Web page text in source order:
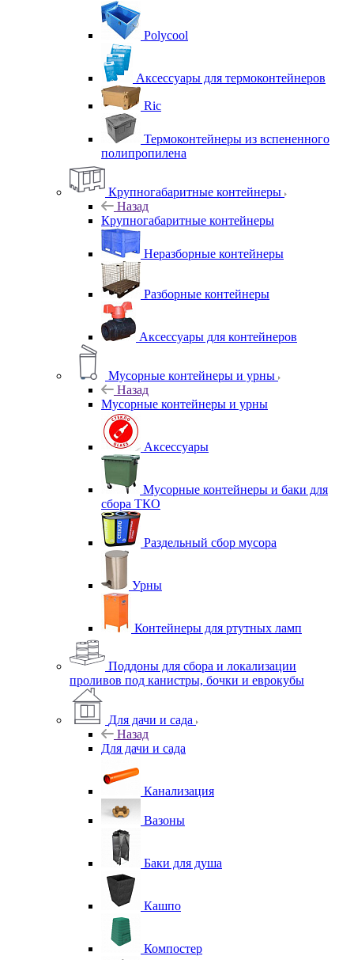
Polycool
Аксессуары для термоконтейнеров
Ric
Термоконтейнеры из вспененного
полипропилена
Крупногабаритные контейнеры
Назад
Крупногабаритные контейнеры
Неразборные контейнеры
Разборные контейнеры
Аксессуары для контейнеров
Мусорные контейнеры и урны
Назад
Мусорные контейнеры и урны
Аксессуары
Мусорные контейнеры и баки для
сбора ТКО
Раздельный сбор мусора
Урны
Контейнеры для ртутных ламп
Поддоны для сбора и локализации
проливов под канистры, бочки и еврокубы
Для дачи и сада
Назад
Для дачи и сада
Канализация
Вазоны
Баки для душа
Кашпо
Компостер